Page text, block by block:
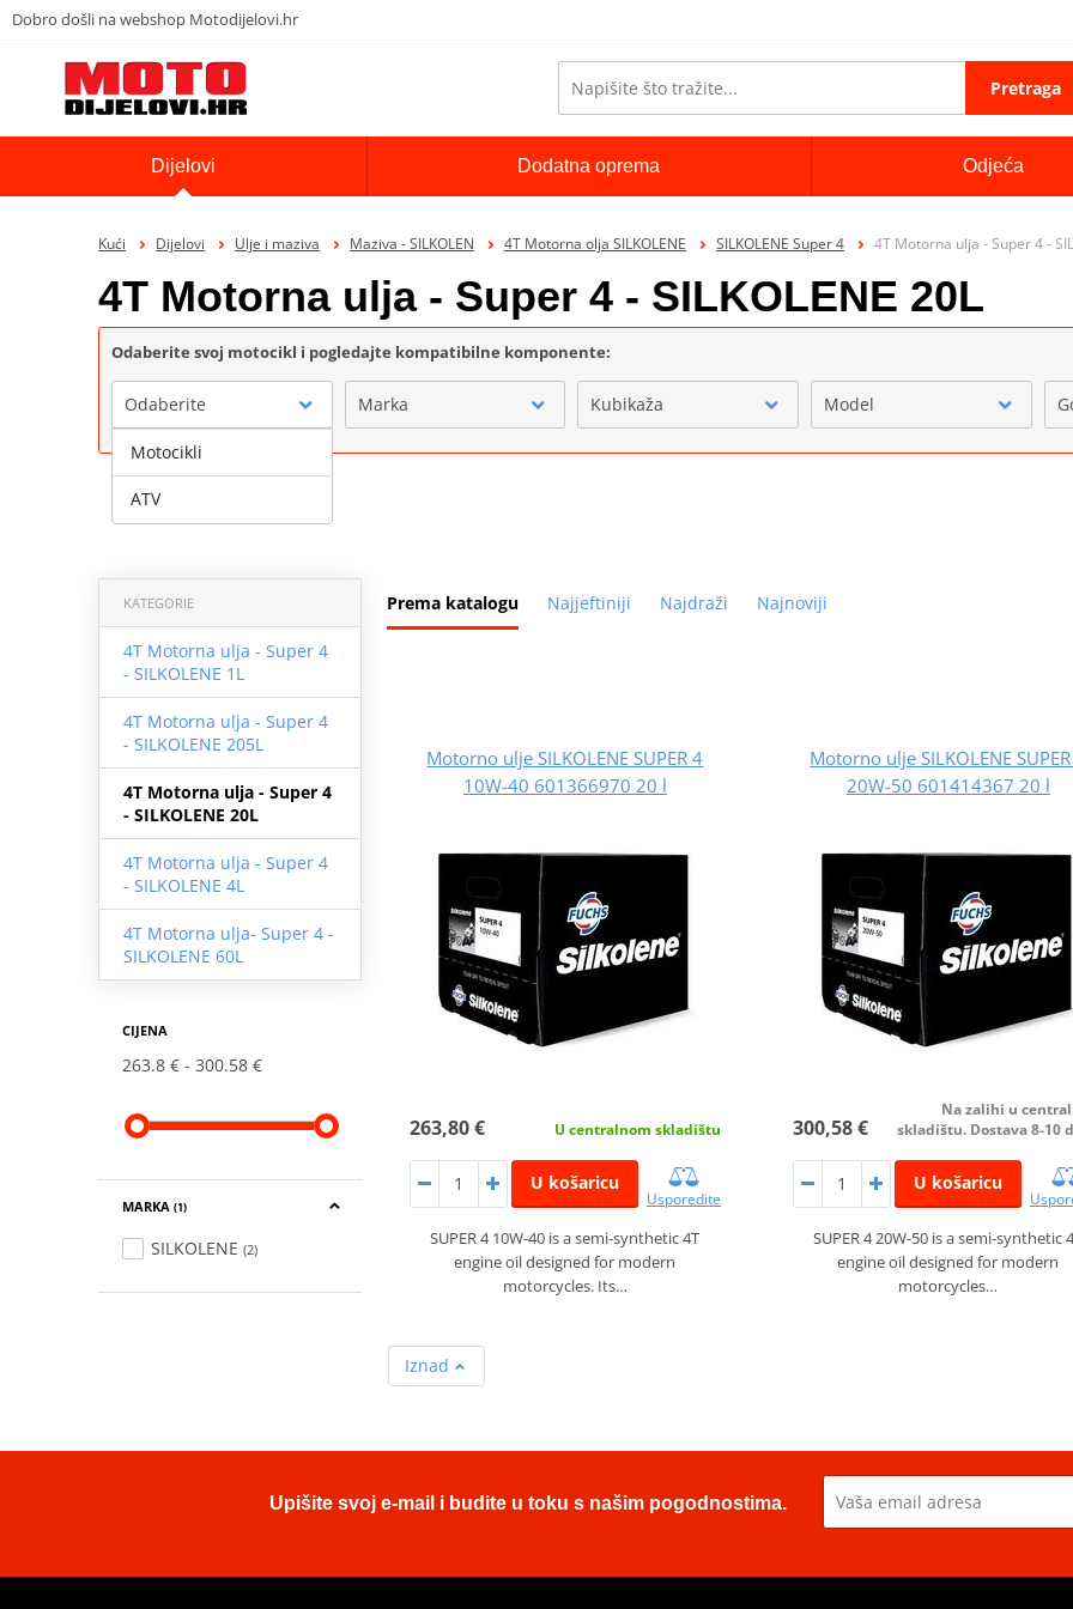
Dobro došli na webshop Motodijelovi.hr
Pretraga
Dijelovi Dodatna oprema Odjeća
Kući Dijelovi Ulje i maziva Maziva - SILKOLEN 4T Motorna olja SILKOLENE SILKOLENE Super 4 4T Motorna ulja - Super 4 -
4T Motorna ulja - Super 4 - SILKOLENE 20L
Odaberite svoj motocikl i pogledajte kompatibilne komponente:
Odaberite Marka Kubikaža Model
Prema katalogu Najjeftiniji Najdraži Najnoviji
KATEGORIE
4T Motorna ulja - Super 4
- SILKOLENE 1L
4T Motorna ulja - Super 4
- SILKOLENE 205L
4T Motorna ulja - Super 4
- SILKOLENE 20L
4T Motorna ulja - Super 4
- SILKOLENE 4L
4T Motorna ulja- Super 4 -
SILKOLENE 60L
CIJENA
263.8 € 300.58 €
MARKA (1)
SILKOLENE (2)
Motorno ulje SILKOLENE SUPER 4
10W-40 601366970 20 l
263,80 € U centralnom skladištu
U košaricu
Usporedite
SUPER 4 10W-40 is a semi-synthetic 4T
engine oil designed for modern
motorcycles. Its…
Motorno ulje SILKOLENE
20W-50 601414367 20 l
300,58 €
Na zalihi u
skladištu. Dostava 8-10
U košaricu
SUPER 4 20W-50 is a semi-synthetic
engine oil designed for modern
motorcycles…
Iznad
Upišite svoj e-mail i budite u toku s našim pogodnostima.
Motocikli
ATV